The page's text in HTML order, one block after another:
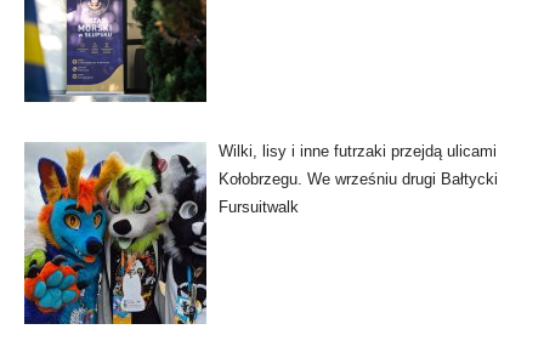
Wilki, lisy i inne futrzaki przejdą ulicami
Kołobrzegu. We wrześniu drugi Bałtycki
Fursuitwalk